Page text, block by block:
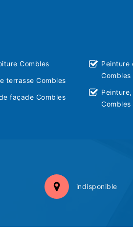
Combles
terrasse Combles
façade Combles
Peinture
Combles
Combles
indisponible